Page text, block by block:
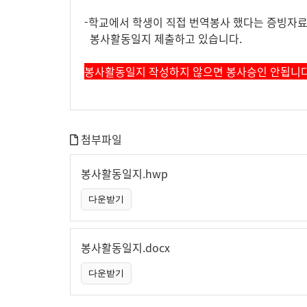
-학교에서 학생이 직접 번역봉사 했다는 증빙자
봉사활동일지 제출하고 있습니다.
봉사활동일지 작성하지 않으면 봉사승인 안됩니
첨부파일
봉사활동일지.hwp
봉사활동일지.docx